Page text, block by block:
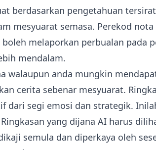
berdasarkan pengetahuan
mesyuarat semasa. Perekod
melaporkan perbualan pada
mendalam.
walaupun anda mungkin
cerita sebenar mesyuarat.
dari segi emosi dan strategik.
yang dijana AI harus
semula dan diperkaya oleh